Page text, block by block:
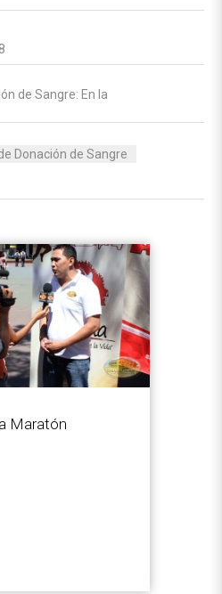
de Sangre: En la
Donación de Sangre
Maratón